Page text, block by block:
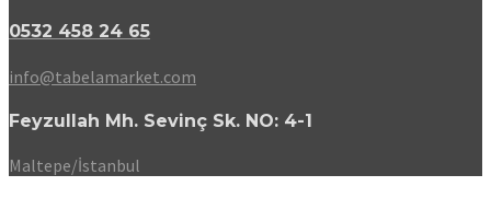
0532 458 24 65
info@tabelamarket.com
Feyzullah Mh. Sevinç Sk. NO: 4-1
Maltepe/İstanbul